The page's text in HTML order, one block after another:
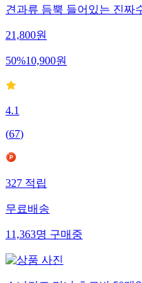
견과류 듬뿍 들어있는 진짜
21,800원
50%10,900원
4.1
(67)
327적립
무료배송
11,363명구매중